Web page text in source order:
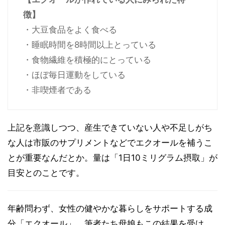
徴】
・大豆食品をよく食べる
・睡眠時間を8時間以上とっている
・食物繊維を積極的にとっている
・ほぼ毎日運動をしている
・非喫煙者である
上記を意識しつつ、産生できていない人や不足しがち
な人は市販のサプリメントなどでエクオールを補うこ
とが重要なんだとか。量は「1日10ミリグラム摂取」が
目安とのことです。
年齢問わず、女性の健やかな暮らしをサポートする成